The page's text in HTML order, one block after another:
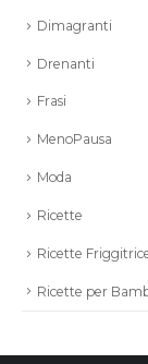
Dimagranti
Drenanti
Frasi
MenoPausa
Moda
Ricette
Ricette
Ricette per